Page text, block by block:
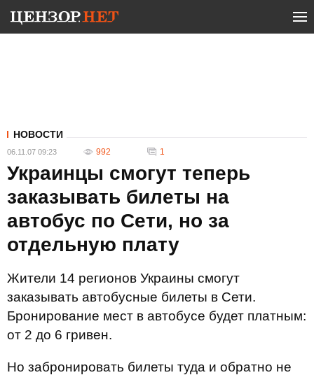
НОВОСТИ
06.11.07 09:23 992 1
Украинцы смогут теперь
заказывать билеты на
автобус по Сети, но за
отдельную плату
Жители 14 регионов Украины смогут
заказывать автобусные билеты в Сети.
Бронирование мест в автобусе будет платным:
от 2 до 6 гривен.
Но забронировать билеты туда и обратно не